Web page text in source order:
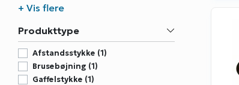
Oras (3)
+ Vis flere
Produkttype
Afstandsstykke (1)
Brusebøjning (1)
Gaffelstykke (1)